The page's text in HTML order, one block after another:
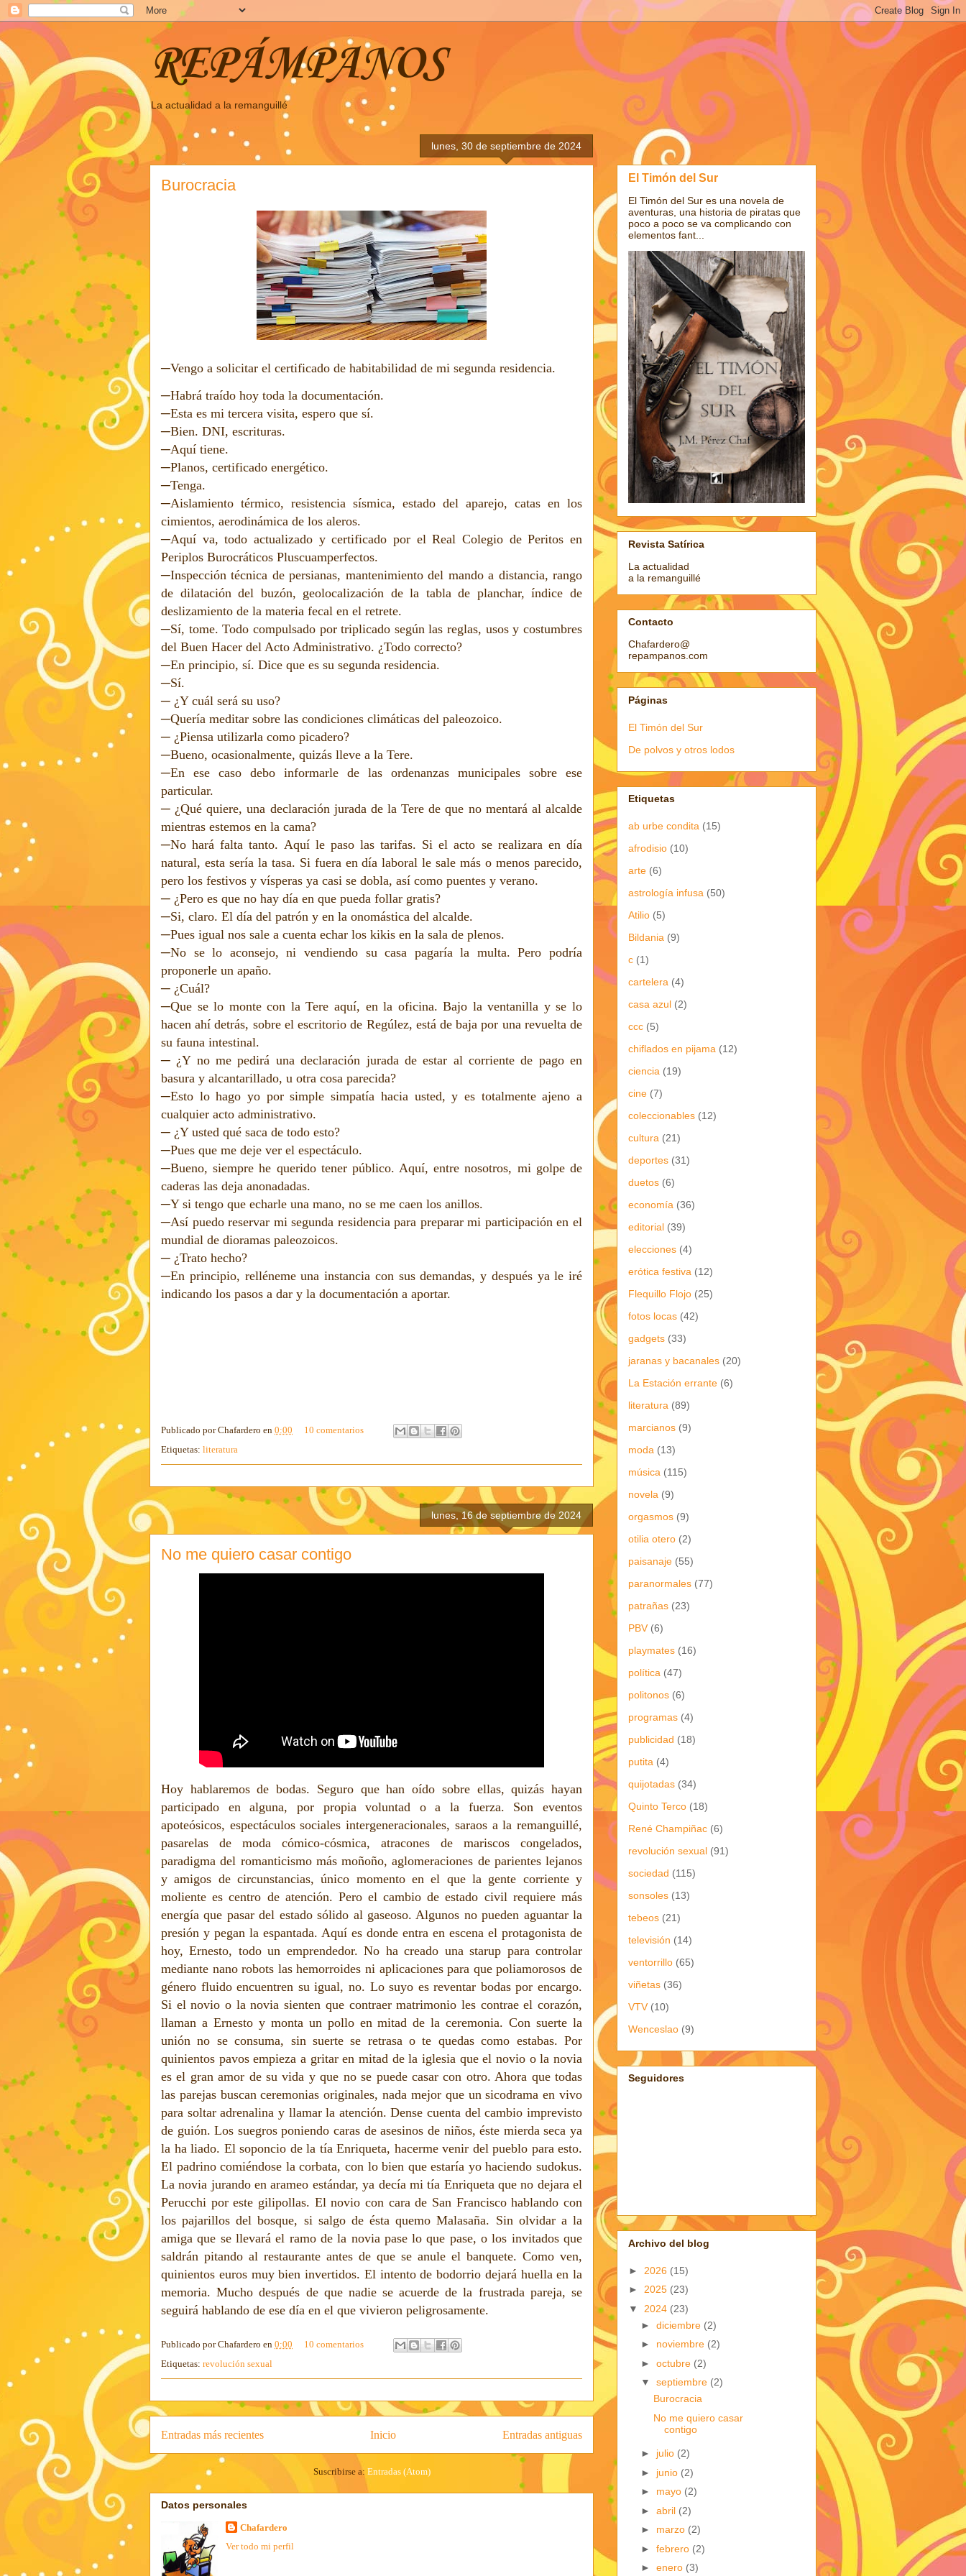
REPÁMPANOS
La actualidad a la remanguillé
lunes, 30 de septiembre de 2024
Burocracia
─Vengo a solicitar el certificado de habitabilidad de mi segunda residencia.
─Habrá traído hoy toda la documentación.
─Esta es mi tercera visita, espero que sí.
─Bien. DNI, escrituras.
─Aquí tiene.
─Planos, certificado energético.
─Tenga.
─Aislamiento térmico, resistencia sísmica, estado del aparejo, catas en los
cimientos, aerodinámica de los aleros.
─Aquí va, todo actualizado y certificado por el Real Colegio de Peritos en
Periplos Burocráticos Pluscuamperfectos.
─Inspección técnica de persianas, mantenimiento del mando a distancia, rango
de dilatación del buzón, geolocalización de la tabla de planchar, índice de
deslizamiento de la materia fecal en el retrete.
─Sí, tome. Todo compulsado por triplicado según las reglas, usos y costumbres
del Buen Hacer del Acto Administrativo. ¿Todo correcto?
─En principio, sí. Dice que es su segunda residencia.
─Sí.
─ ¿Y cuál será su uso?
─Quería meditar sobre las condiciones climáticas del paleozoico.
─ ¿Piensa utilizarla como picadero?
─Bueno, ocasionalmente, quizás lleve a la Tere.
─En ese caso debo informarle de las ordenanzas municipales sobre ese
particular.
─ ¿Qué quiere, una declaración jurada de la Tere de que no mentará al alcalde
mientras estemos en la cama?
─No hará falta tanto. Aquí le paso las tarifas. Si el acto se realizara en día
natural, esta sería la tasa. Si fuera en día laboral le sale más o menos parecido,
pero los festivos y vísperas ya casi se dobla, así como puentes y verano.
─ ¿Pero es que no hay día en que pueda follar gratis?
─Si, claro. El día del patrón y en la onomástica del alcalde.
─Pues igual nos sale a cuenta echar los kikis en la sala de plenos.
─No se lo aconsejo, ni vendiendo su casa pagaría la multa. Pero podría
proponerle un apaño.
─ ¿Cuál?
─Que se lo monte con la Tere aquí, en la oficina. Bajo la ventanilla y se lo
hacen ahí detrás, sobre el escritorio de Regúlez, está de baja por una revuelta de
su fauna intestinal.
─ ¿Y no me pedirá una declaración jurada de estar al corriente de pago en
basura y alcantarillado, u otra cosa parecida?
─Esto lo hago yo por simple simpatía hacia usted, y es totalmente ajeno a
cualquier acto administrativo.
─ ¿Y usted qué saca de todo esto?
─Pues que me deje ver el espectáculo.
─Bueno, siempre he querido tener público. Aquí, entre nosotros, mi golpe de
caderas las deja anonadadas.
─Y si tengo que echarle una mano, no se me caen los anillos.
─Así puedo reservar mi segunda residencia para preparar mi participación en el
mundial de dioramas paleozoicos.
─ ¿Trato hecho?
─En principio, relléneme una instancia con sus demandas, y después ya le iré
indicando los pasos a dar y la documentación a aportar.
Publicado porChafardero en 0:00
10 comentarios
Etiquetas: literatura
lunes, 16 de septiembre de 2024
No me quiero casar contigo
Hoy hablaremos de bodas. Seguro que han oído sobre ellas, quizás hayan
participado en alguna, por propia voluntad o a la fuerza. Son eventos
apoteósicos, espectáculos sociales intergeneracionales, saraos a la remanguillé,
pasarelas de moda cómico-cósmica, atracones de mariscos congelados,
paradigma del romanticismo más moñoño, aglomeraciones de parientes lejanos
y amigos de circunstancias, único momento en el que la gente corriente y
moliente es centro de atención. Pero el cambio de estado civil requiere más
energía que pasar del estado sólido al gaseoso. Algunos no pueden aguantar la
presión y pegan la espantada. Aquí es donde entra en escena el protagonista de
hoy, Ernesto, todo un emprendedor. No ha creado una starup para controlar
mediante nano robots las hemorroides ni aplicaciones para que poliamorosos de
género fluido encuentren su igual, no. Lo suyo es reventar bodas por encargo.
Si el novio o la novia sienten que contraer matrimonio les contrae el corazón,
llaman a Ernesto y monta un pollo en mitad de la ceremonia. Con suerte la
unión no se consuma, sin suerte se retrasa o te quedas como estabas. Por
quinientos pavos empieza a gritar en mitad de la iglesia que el novio o la novia
es el gran amor de su vida y que no se puede casar con otro. Ahora que todas
las parejas buscan ceremonias originales, nada mejor que un sicodrama en vivo
para soltar adrenalina y llamar la atención. Dense cuenta del cambio imprevisto
de guión. Los suegros poniendo caras de asesinos de niños, éste mierda seca ya
la ha liado. El soponcio de la tía Enriqueta, hacerme venir del pueblo para esto.
El padrino comiéndose la corbata, con lo bien que estaría yo haciendo sudokus.
La novia jurando en arameo estándar, ya decía mi tía Enriqueta que no dejara el
Perucchi por este gilipollas. El novio con cara de San Francisco hablando con
los pajarillos del bosque, si salgo de ésta quemo Malasaña. Sin olvidar a la
amiga que se llevará el ramo de la novia pase lo que pase, o los invitados que
saldrán pitando al restaurante antes de que se anule el banquete. Como ven,
quinientos euros muy bien invertidos. El intento de bodorrio dejará huella en la
memoria. Mucho después de que nadie se acuerde de la frustrada pareja, se
seguirá hablando de ese día en el que vivieron peligrosamente.
Publicado porChafardero en 0:00
10 comentarios
Etiquetas: revolución sexual
Entradas más recientes Entradas antiguas
Inicio
Suscribirse a: Entradas (Atom)
Datos personales
Chafardero
Ver todo mi perfil
El Timón del Sur
El Timón del Sur es una novela de
aventuras, una historia de piratas que
poco a poco se va complicando con
elementos fant...
Revista Satírica
La actualidad
a la remanguillé
Contacto
Chafardero@
repampanos.com
Páginas
El Timón del Sur
De polvos y otros lodos
Etiquetas
ab urbe condita (15)
afrodisio (10)
arte (6)
astrología infusa (50)
Atilio (5)
Bildania (9)
c (1)
cartelera (4)
casa azul (2)
ccc (5)
chiflados en pijama (12)
ciencia (19)
cine (7)
coleccionables (12)
cultura (21)
deportes (31)
duetos (6)
economía (36)
editorial (39)
elecciones (4)
erótica festiva (12)
Flequillo Flojo (25)
fotos locas (42)
gadgets (33)
jaranas y bacanales (20)
La Estación errante (6)
literatura (89)
marcianos (9)
moda (13)
música (115)
novela (9)
orgasmos (9)
otilia otero (2)
paisanaje (55)
paranormales (77)
patrañas (23)
PBV (6)
playmates (16)
política (47)
politonos (6)
programas (4)
publicidad (18)
putita (4)
quijotadas (34)
Quinto Terco (18)
René Champiñac (6)
revolución sexual (91)
sociedad (115)
sonsoles (13)
tebeos (21)
televisión (14)
ventorrillo (65)
viñetas (36)
VTV (10)
Wenceslao (9)
Seguidores
Archivo del blog
► 2026 (15)
► 2025 (23)
▼ 2024 (23)
► diciembre (2)
► noviembre (2)
► octubre (2)
▼ septiembre (2)
Burocracia
No me quiero casar
contigo
► julio (2)
► junio (2)
► mayo (2)
► abril (2)
► marzo (2)
► febrero (2)
► enero (3)